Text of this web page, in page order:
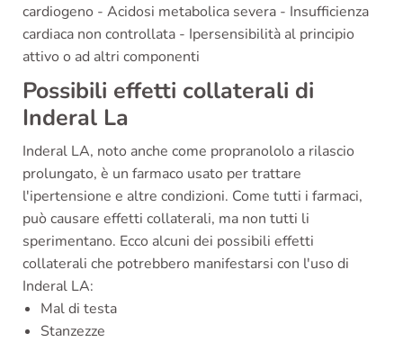
cardiogeno - Acidosi metabolica severa - Insufficienza
cardiaca non controllata - Ipersensibilità al principio
attivo o ad altri componenti
Possibili effetti collaterali di
Inderal La
Inderal LA, noto anche come propranololo a rilascio
prolungato, è un farmaco usato per trattare
l'ipertensione e altre condizioni. Come tutti i farmaci,
può causare effetti collaterali, ma non tutti li
sperimentano. Ecco alcuni dei possibili effetti
collaterali che potrebbero manifestarsi con l'uso di
Inderal LA:
Mal di testa
Stanzezze